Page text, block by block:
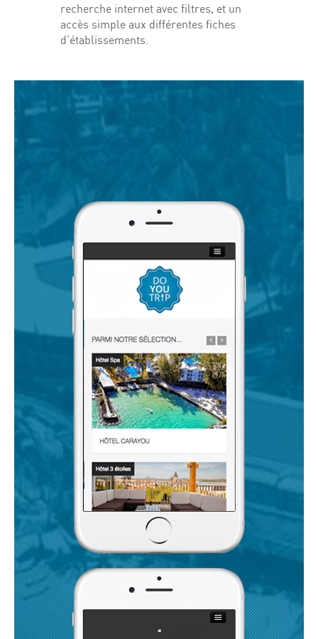
recherche internet avec filtres, et un
accès simple aux différentes fiches
d’établissements.